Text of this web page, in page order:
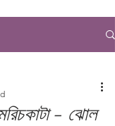
- ঝোল